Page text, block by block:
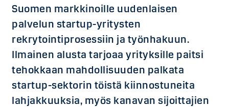
Suomen markkinoille uudenlaisen
palvelun startup-yritysten
rekrytointiprosessiin ja työnhakuun.
Ilmainen alusta tarjoaa yrityksille paitsi
tehokkaan mahdollisuuden palkata
startup-sektorin töistä kiinnostuneita
lahjakkuuksia, myös kanavan sijoittajien